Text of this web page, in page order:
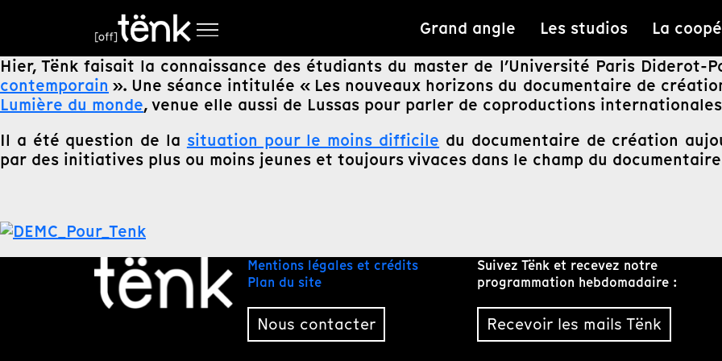
Grand angle Les studios La
Hier, Tënk faisait la connaissance des étudiants du master de l’Université Paris Diderot-
contemporain ». Une séance intitulée « Les nouveaux horizons du documentaire de
Lumière du monde, venue elle aussi de Lussas pour parler de coproductions
Il a été question de la situation pour le moins difficile du documentaire de création
par des initiatives plus ou moins jeunes et toujours vivaces dans le champ du
Mentions légales et crédits
Plan du site
Nous contacter
Suivez Tënk et recevez notre
programmation hebdomadaire :
Recevoir les mails Tënk